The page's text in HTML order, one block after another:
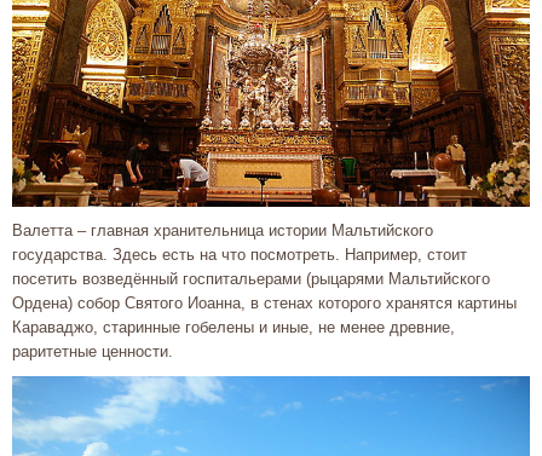
Валетта – главная хранительница истории Мальтийского
государства. Здесь есть на что посмотреть. Например, стоит
посетить возведённый госпитальерами (рыцарями Мальтийского
Ордена) собор Святого Иоанна, в стенах которого хранятся картины
Караваджо, старинные гобелены и иные, не менее древние,
раритетные ценности.